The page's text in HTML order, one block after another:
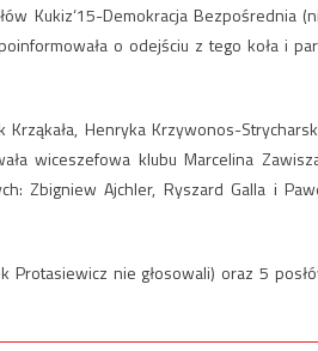
Kukiz‘15-Demokracja Bezpośrednia
o odejściu z tego koła i
Henryka Krzywonos-
wiceszefowa klubu Marcelina
Zbigniew Ajchler, Ryszard Galla i
Protasiewicz nie głosowali) oraz 5